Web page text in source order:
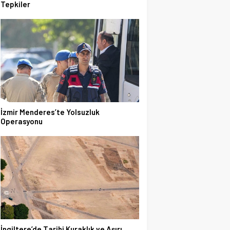
Tepkiler
İzmir Menderes’te Yolsuzluk
Operasyonu